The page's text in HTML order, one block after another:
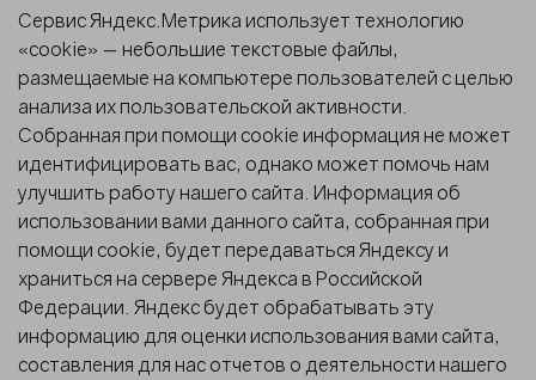
Сервис Яндекс.Метрика использует технологию
«cookie» — небольшие текстовые файлы,
размещаемые на компьютере пользователей с целью
анализа их пользовательской активности.
Собранная при помощи cookie информация не может
идентифицировать вас, однако может помочь нам
улучшить работу нашего сайта. Информация об
использовании вами данного сайта, собранная при
помощи cookie, будет передаваться Яндексу и
храниться на сервере Яндекса в Российской
Федерации. Яндекс будет обрабатывать эту
информацию для оценки использования вами сайта,
составления для нас отчетов о деятельности нашего